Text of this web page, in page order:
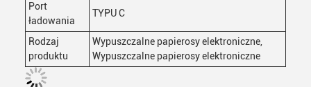
Port
ładowania
TYPU C
Rodzaj
produktu
Wypuszczalne papierosy elektroniczne,
Wypuszczalne papierosy elektroniczne